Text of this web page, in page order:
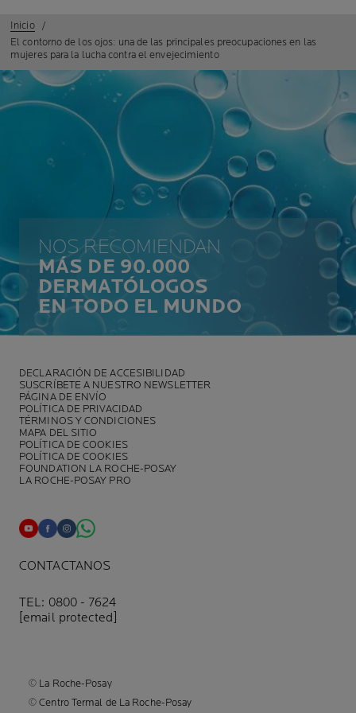
Inicio
El contorno de los ojos: una de las principales preocupaciones en las
mujeres para la lucha contra el envejecimiento
NOS RECOMIENDAN
MÁS DE 90.000
DERMATÓLOGOS
EN TODO EL MUNDO
DECLARACIÓN DE ACCESIBILIDAD
SUSCRÍBETE A NUESTRO NEWSLETTER
PÁGINA DE ENVÍO
POLÍTICA DE PRIVACIDAD
TÉRMINOS Y CONDICIONES
MAPA DEL SITIO
POLÍTICA DE COOKIES
POLÍTICA DE COOKIES
FOUNDATION LA ROCHE-POSAY
LA ROCHE-POSAY PRO
CONTACTANOS
TEL: 0800 - 7624
[email protected]
© La Roche-Posay
© Centro Termal de La Roche-Posay